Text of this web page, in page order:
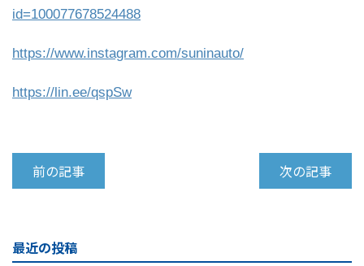
id=100077678524488
https://www.instagram.com/suninauto/
https://lin.ee/qspSw
前の記事 次の記事
最近の投稿